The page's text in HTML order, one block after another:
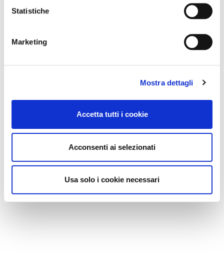
Statistiche
Marketing
Mostra dettagli
Accetta tutti i cookie
Acconsenti ai selezionati
Usa solo i cookie necessari